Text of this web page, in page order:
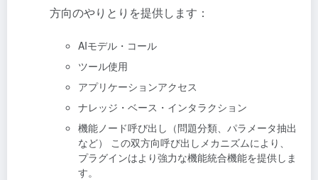
方向のやりとりを提供します：
AIモデル・コール
ツール使用
アプリケーションアクセス
ナレッジ・ベース・インタラクション
機能ノード呼び出し（問題分類、パラメータ抽出
など） この双方向呼び出しメカニズムにより、
プラグインはより強力な機能統合機能を提供しま
す。